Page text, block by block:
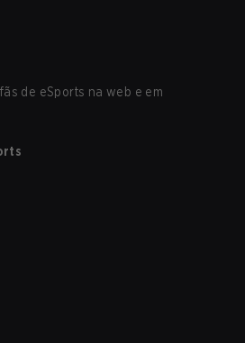
de eSports na web e em